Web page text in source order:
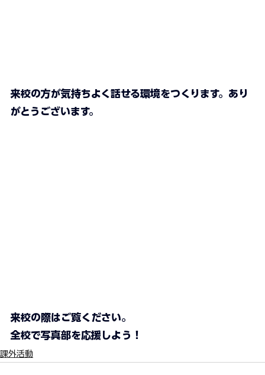
来校の方が気持ちよく話せる環境をつくります。あり
がとうございます。
来校の際はご覧ください。
全校で写真部を応援しよう！
課外活動